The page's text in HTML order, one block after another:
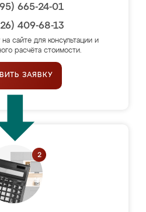
665-24-01
409-68-13
на сайте для консультации и
расчёта стоимости.
ЗАЯВКУ